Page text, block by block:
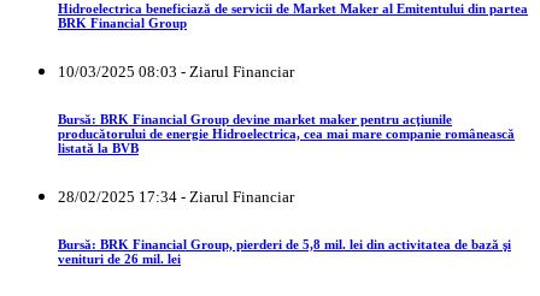
Hidroelectrica beneficiază de servicii de Market Maker al Emitentului din partea
BRK Financial Group
10/03/2025 08:03 - Ziarul Financiar
Bursă: BRK Financial Group devine market maker pentru acţiunile
producătorului de energie Hidroelectrica, cea mai mare companie românească
listată la BVB
28/02/2025 17:34 - Ziarul Financiar
Bursă: BRK Financial Group, pierderi de 5,8 mil. lei din activitatea de bază şi
venituri de 26 mil. lei